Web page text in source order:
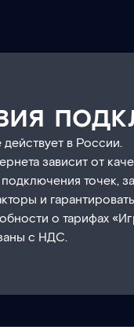
в России.
зависит от
точек,
и
о тарифах
с НДС.